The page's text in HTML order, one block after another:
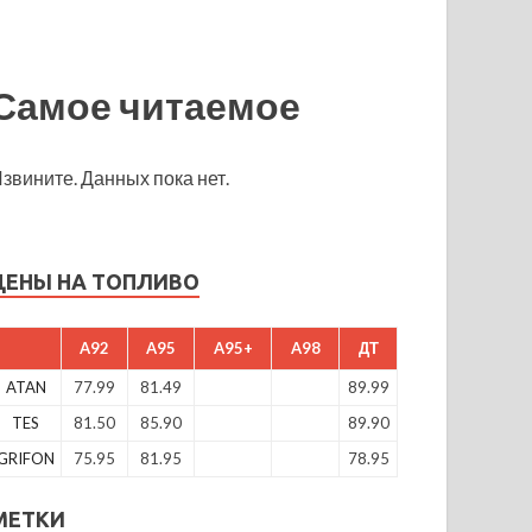
читаемое
Данных пока нет.
НА ТОПЛИВО
A92 A95 A95+ A98 ДТ
ATAN 77.99 81.49
89.99
TES
81.50 85.90
89.90
75.95 81.95 78.95